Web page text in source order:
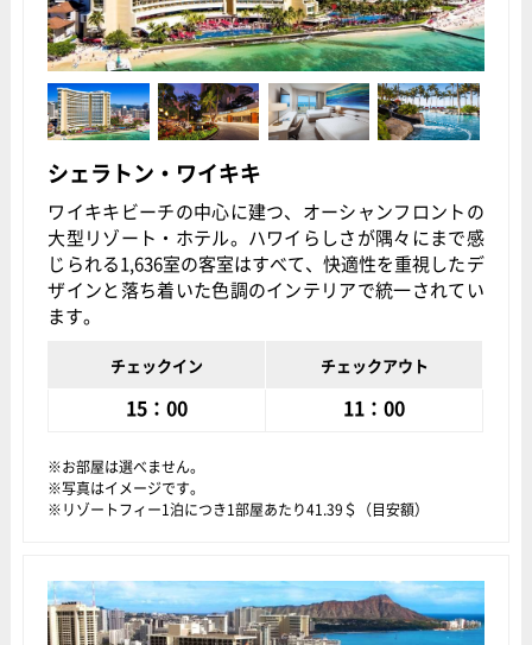
シェラトン・ワイキキ
ワイキキビーチの中心に建つ、オーシャンフロントの
大型リゾート・ホテル。ハワイらしさが隅々にまで感
じられる1,636室の客室はすべて、快適性を重視したデ
ザインと落ち着いた色調のインテリアで統一されてい
ます。
チェックイン チェックアウト
15：00 11：00
お部屋は選べません。
写真はイメージです。
リゾートフィー1泊につき1部屋あたり41.39＄（目安額）